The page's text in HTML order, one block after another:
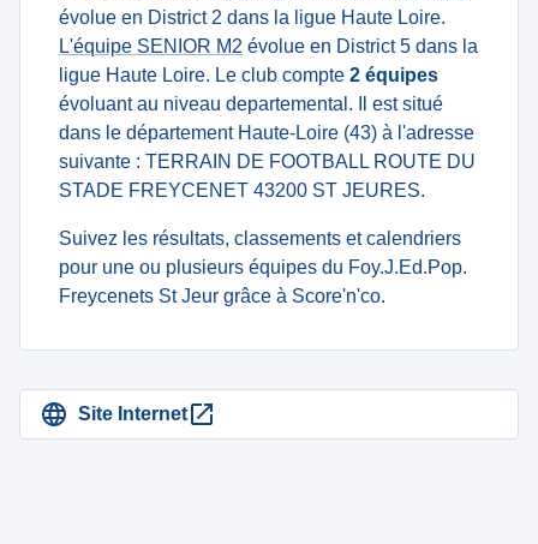
évolue en District 2 dans la ligue Haute Loire.
L'équipe SENIOR M2 évolue en District 5 dans la
ligue Haute Loire. Le club compte 2 équipes
évoluant au niveau departemental. Il est situé
dans le département Haute-Loire (43) à l'adresse
suivante : TERRAIN DE FOOTBALL ROUTE DU
STADE FREYCENET 43200 ST JEURES.
Suivez les résultats, classements et calendriers
pour une ou plusieurs équipes du Foy.J.Ed.Pop.
Freycenets St Jeur grâce à Score'n'co.
Site Internet